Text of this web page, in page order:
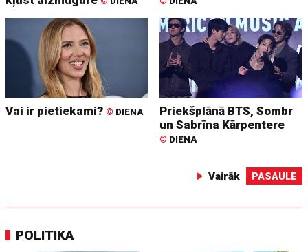
Vai ir pietiekami? © DIENA
Priekšplānā BTS, Sombr
un Sabrīna Kārpentere
© DIENA
Vairāk PASAULE
POLITIKA